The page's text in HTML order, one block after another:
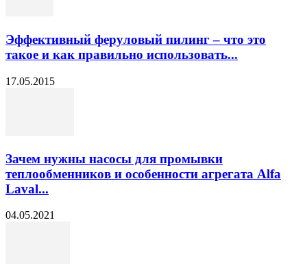
Эффективный феруловый пилинг – что это
такое и как правильно использовать...
17.05.2015
Зачем нужны насосы для промывки
теплообменников и особенности агрегата Alfa
Laval...
04.05.2021